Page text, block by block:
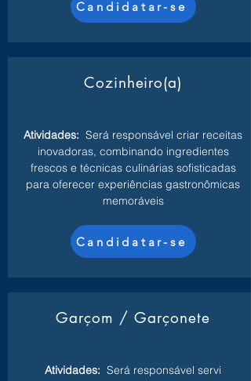
Candidatar-se
Cozinheiro(a)
Atividades: Será responsável criar receitas
inovadoras, combinando ingredientes
frescos e técnicas culinárias sofisticadas
para oferecer experiências gastronômicas
memoráveis
Candidatar-se
Garçom / Garçonete
Atividades: Será responsável servi